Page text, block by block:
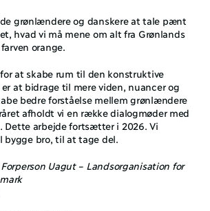
grønlændere og danskere at tale pænt
hvad vi må mene om alt fra Grønlands
orange.
at skabe rum til den konstruktive
er at bidrage til mere viden, nuancer og
bedre forståelse mellem grønlændere
afholdt vi en række dialogmøder med
Dette arbejde fortsætter i 2026. Vi
bygge bro, til at tage del.
Uagut – Landsorganisation for